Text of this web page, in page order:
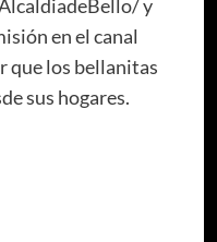
y
en el canal
que los bellanitas
sus hogares.